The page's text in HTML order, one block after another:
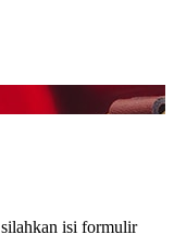
isi formulir